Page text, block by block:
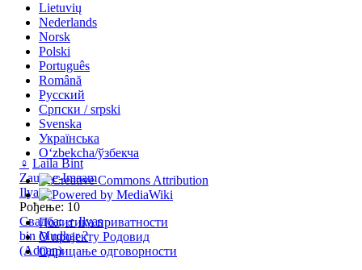
♀ Laila Bint
Zauja-e-Imaam
Ilyaas
Рођење: 10
Свадба:♂ Ilyas
bin Mudhar ?
(Adnan)
Lietuvių
Nederlands
Norsk
Polski
Português
Română
Русский
Српски / srpski
Svenska
Українська
Oʻzbekcha/ўзбекча
Политика приватности
О пројекту Родовид
Одрицање одговорности